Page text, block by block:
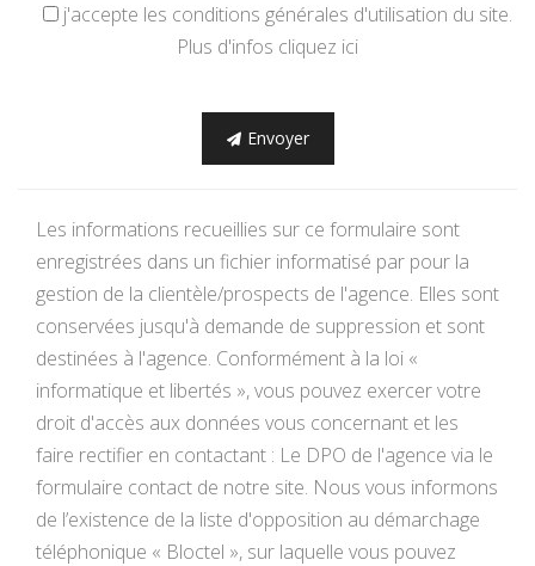
j'accepte les conditions générales d'utilisation du site.
Plus d'infos cliquez ici
Envoyer
Les informations recueillies sur ce formulaire sont
enregistrées dans un fichier informatisé par pour la
gestion de la clientèle/prospects de l'agence. Elles sont
conservées jusqu'à demande de suppression et sont
destinées à l'agence. Conformément à la loi «
informatique et libertés », vous pouvez exercer votre
droit d'accès aux données vous concernant et les
faire rectifier en contactant : Le DPO de l'agence via le
formulaire contact de notre site. Nous vous informons
de l’existence de la liste d'opposition au démarchage
téléphonique « Bloctel », sur laquelle vous pouvez